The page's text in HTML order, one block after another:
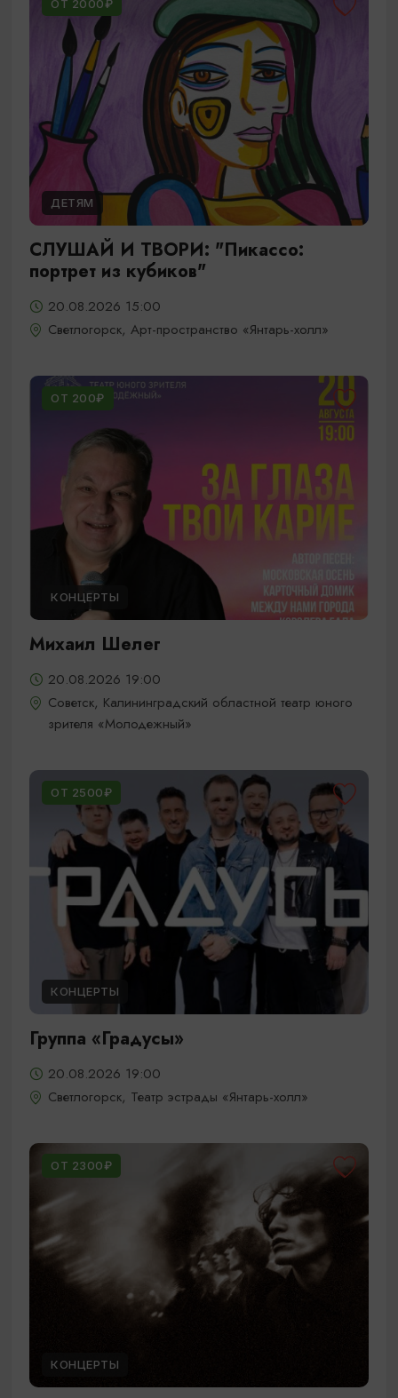
ОТ 2000₽
ДЕТЯМ
СЛУШАЙ И ТВОРИ: "Пикассо:
портрет из кубиков"
20.08.2026 15:00
Светлогорск, Арт-пространство «Янтарь-холл»
ОТ 200₽
КОНЦЕРТЫ
Михаил Шелег
20.08.2026 19:00
Советск, Калининградский областной театр юного
зрителя «Молодежный»
ОТ 2500₽
КОНЦЕРТЫ
Группа «Градусы»
20.08.2026 19:00
Светлогорск, Театр эстрады «Янтарь-холл»
ОТ 2300₽
КОНЦЕРТЫ